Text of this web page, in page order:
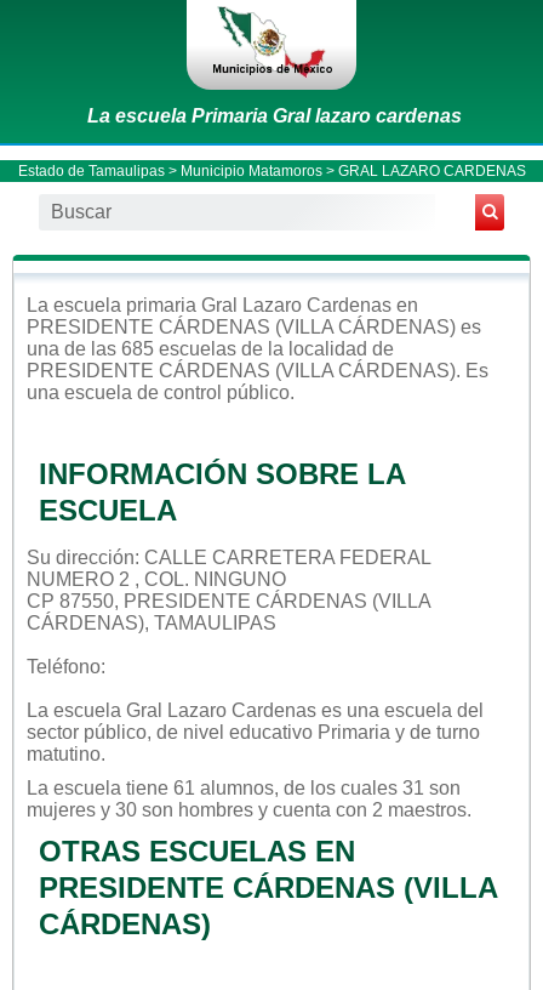
La escuela Primaria Gral lazaro cardenas
Estado de Tamaulipas> Municipio Matamoros> GRAL LAZARO CARDENAS
La escuela primaria Gral Lazaro Cardenas en
PRESIDENTE CÁRDENAS (VILLA CÁRDENAS) es
una de las 685 escuelas de la localidad de
PRESIDENTE CÁRDENAS (VILLA CÁRDENAS). Es
una escuela de control público.
INFORMACIÓN SOBRE LA
ESCUELA
Su dirección: CALLE CARRETERA FEDERAL
NUMERO 2 , COL. NINGUNO
CP 87550, PRESIDENTE CÁRDENAS (VILLA
CÁRDENAS), TAMAULIPAS
Teléfono:
La escuela Gral Lazaro Cardenas es una escuela del
sector público, de nivel educativo Primaria y de turno
matutino.
La escuela tiene 61 alumnos, de los cuales 31 son
mujeres y 30 son hombres y cuenta con 2 maestros.
OTRAS ESCUELAS EN
PRESIDENTE CÁRDENAS (VILLA
CÁRDENAS)